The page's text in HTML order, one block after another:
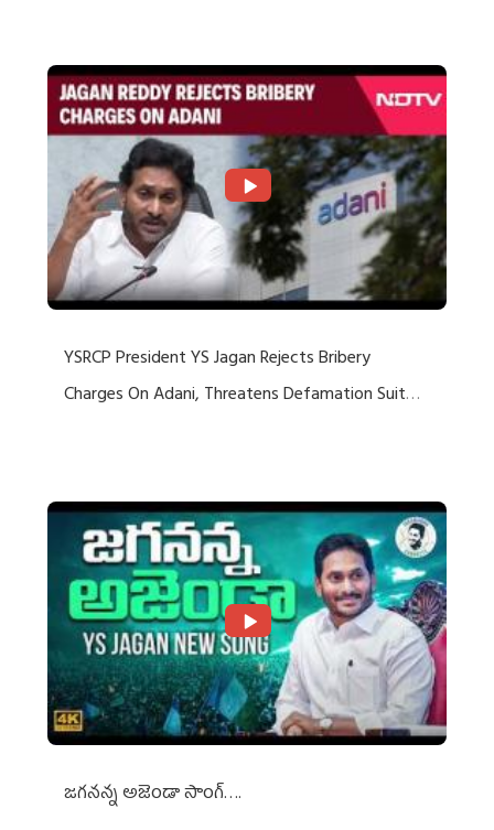
YSRCP President YS Jagan Rejects Bribery
Charges On Adani, Threatens Defamation Suit
జగనన్న అజెండా సాంగ్….